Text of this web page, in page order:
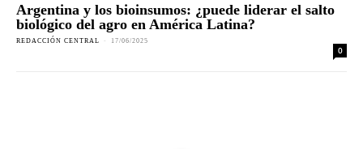
Argentina y los bioinsumos: ¿puede liderar el salto
biológico del agro en América Latina?
REDACCIÓN CENTRAL - 17/06/2025
0